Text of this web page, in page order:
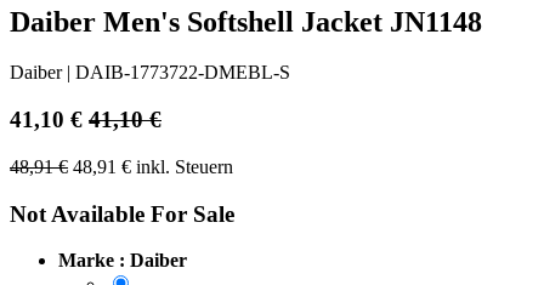
Daiber Men's Softshell Jacket JN1148
Daiber| DAIB-1773722-DMEBL-S
41,10 € 41,10€
48,91€ 48,91 € inkl. Steuern
Not Available For Sale
Marke : Daiber